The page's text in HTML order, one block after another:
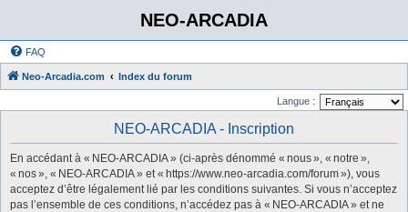
NEO-ARCADIA
FAQ
Neo-Arcadia.com Index du forum
Langue :
NEO-ARCADIA - Inscription
En accédant à « NEO-ARCADIA » (ci-après dénommé « nous », « notre »,
« nos », « NEO-ARCADIA » et « https://www.neo-arcadia.com/forum »), vous
acceptez d’être légalement lié par les conditions suivantes. Si vous n’acceptez
pas l’ensemble de ces conditions, n’accédez pas à « NEO-ARCADIA » et ne